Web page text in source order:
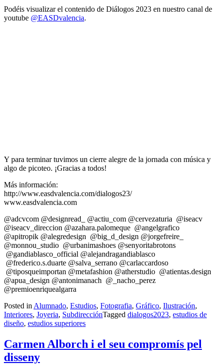
Podéis visualizar el contenido de Diálogos 2023 en nuestro canal de
youtube @EASDvalencia.
Y para terminar tuvimos un cierre alegre de la jornada con música y
algo de picoteo. ¡Gracias a todos!
Más información:
http://www.easdvalencia.com/dialogos23/
www.easdvalencia.com
@adcvcom @designread_ @actiu_com @cervezaturia @iseacv
@iseacv_direccion @azahara.palomeque @angelgrafico
@apitropik @alegredesign @big_d_design @jorgefreire_
@monnou_studio @urbanimashoes @senyoritabrotons
@gandiablasco_official @alejandragandiablasco
@frederico.s.duarte @salva_serrano @carlaccardoso
@tiposqueimportan @metafashion @atherstudio @atientas.design
@apua_design @antonimanach @_nacho_perez
@premioenriquealgarra
Posted in Alumnado, Estudios, Fotografia, Gráfico, Ilustración,
Interiores, Joyeria, SubdirecciónTagged dialogos2023, estudios de
diseño, estudios superiores
Carmen Alborch i el seu compromís pel
disseny